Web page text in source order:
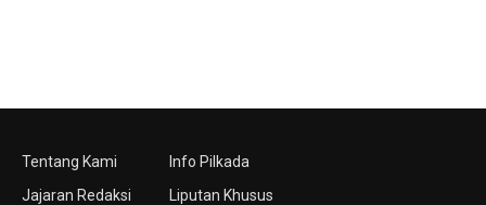
Tentang Kami
Jajaran Redaksi
Info Pilkada
Liputan Khusus